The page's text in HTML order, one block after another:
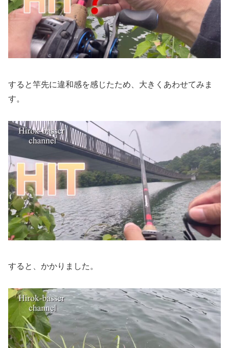
すると竿先に違和感を感じたため、大きくあわせてみま
す。
すると、かかりました。